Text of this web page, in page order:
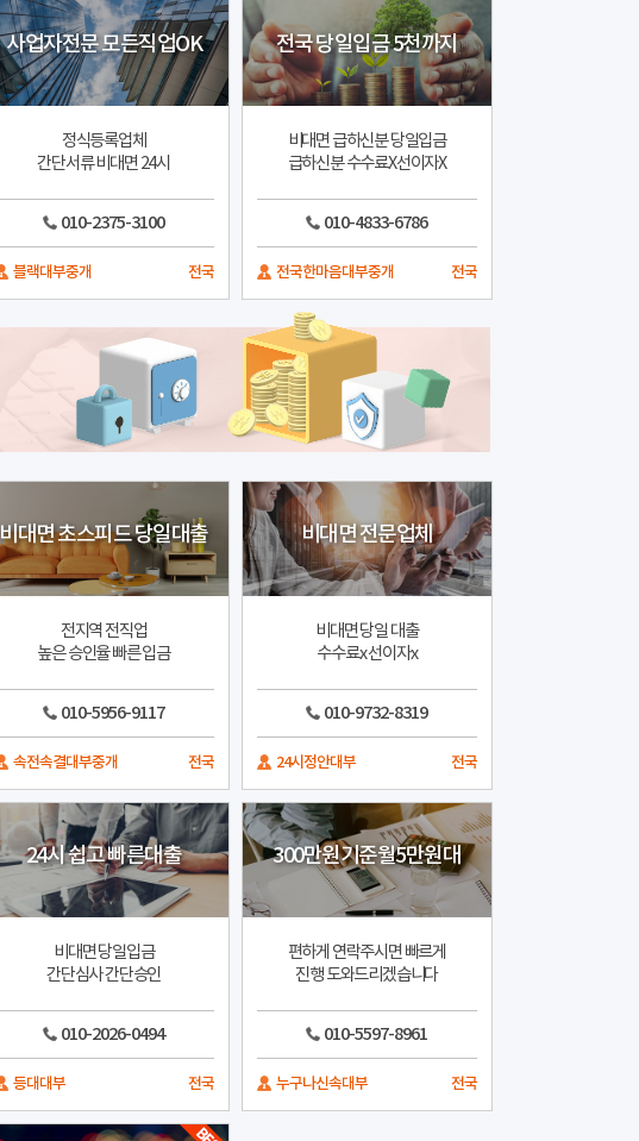
사업자전문 모든직업OK
정식등록업체
간단서류 비대면 24시
010-2375-3100
블랙대부중개 전국
전국 당일입금 5천까지
비대면 급하신분 당일입금
급하신분 수수료X선이자X
010-4833-6786
전국한마음대부중개 전국
비대면 초스피드 당일대출
전지역 전직업
높은 승인율 빠른 입금
010-5956-9117
속전속결대부중개 전국
비대면 전문업체
비대면 당일 대출
수수료x 선이자x
010-9732-8319
24시정안대부 전국
24시 쉽고 빠른대출
비대면 당일입금
간단심사 간단승인
010-2026-0494
등대대부 전국
300만원기준월5만원대
편하게 연락주시면 빠르게
진행 도와드리겠습니다
010-5597-8961
누구나신속대부 전국